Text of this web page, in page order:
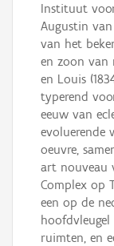
Instituut
Augustin van
van het
en zoon van
en Louis
typerend
eeuw van
evoluerende
oeuvre,
art nouveau
Complex op
een op de
ruimten, en